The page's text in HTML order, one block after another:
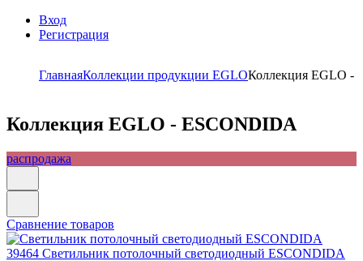
Вход
Регистрация
ГлавнаяКоллекции продукции EGLOКоллекция EGLO -
Коллекция EGLO - ESCONDIDA
распродажа
Сравнение товаров
39464 Светильник потолочный светодиодный ESCONDIDA